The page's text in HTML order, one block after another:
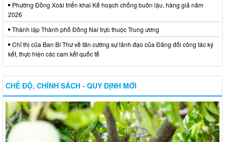
Phường Đồng Xoài triển khai Kế hoạch chống buôn lậu, hàng giả năm
2026
Thành lập Thành phố Đồng Nai trực thuộc Trung ương
Chỉ thị của Ban Bí Thư về tăn cường sự lãnh đạo của Đảng đối công tác ký
kết, thực hiện các cam kết quốc tế
CHẾ ĐỘ, CHÍNH SÁCH - QUY ĐỊNH MỚI